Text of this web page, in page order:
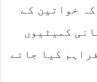
خواتین کے
کمیٹیوں
کیا جائے